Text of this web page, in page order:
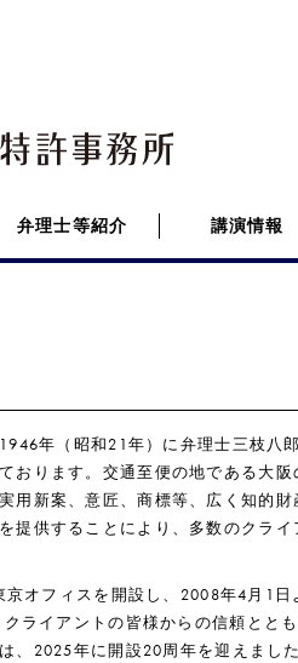
弁理士等紹介 講演情報
年（昭和21年）に弁理士三枝八
おります。交通至便の地である大
用新案、意匠、商標等、広く知的
提供することにより、多数のクライ
オフィスを開設し、2008年4月1
ライアントの皆様からの信頼とと
、2025年に開設20周年を迎えました